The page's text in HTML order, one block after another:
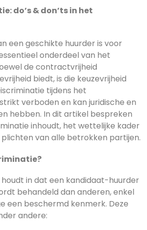
do’s & don’ts in het
een geschikte huurder is voor
onderdeel van het
de contractvrijheid
biedt, is die keuzevrijheid
tijdens het
verboden en kan juridische en
hebben. In dit artikel bespreken
inhoudt, het wettelijke kader
van alle betrokken partijen.
in dat een kandidaat-huurder
behandeld dan anderen, enkel
een beschermd kenmerk. Deze
andere: